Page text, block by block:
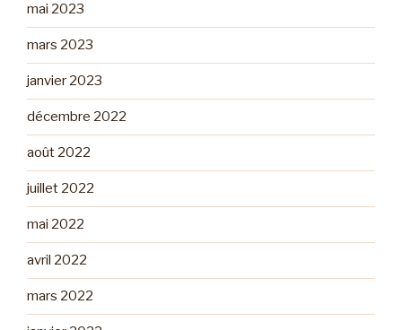
mai 2023
mars 2023
janvier 2023
décembre 2022
août 2022
juillet 2022
mai 2022
avril 2022
mars 2022